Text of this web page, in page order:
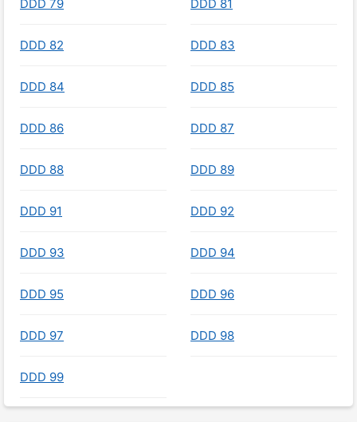
DDD 79 DDD 81
DDD 82 DDD 83
DDD 84 DDD 85
DDD 86 DDD 87
DDD 88 DDD 89
DDD 91 DDD 92
DDD 93 DDD 94
DDD 95 DDD 96
DDD 97 DDD 98
DDD 99